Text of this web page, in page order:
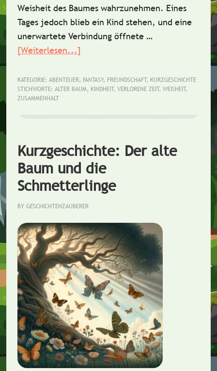
Weisheit des Baumes wahrzunehmen. Eines
Tages jedoch blieb ein Kind stehen, und eine
unerwartete Verbindung öffnete …
[Weiterlesen...]
alte
Baum
die
Zeit
KATEGORIE: ABENTEUER, FANTASY, FREUNDSCHAFT, KURZGESCHICHTE
STICHWORTE: ALTER BAUM, KINDHEIT, VERLORENE ZEIT, WEISHEIT,
ZUSAMMENHALT
Kurzgeschichte: Der alte
Baum und die
Schmetterlinge
BY GESCHICHTENZAUBERER